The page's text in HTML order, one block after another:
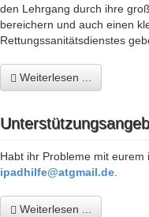
den Lehrgang durch ihre
bereichern und auch einen
Rettungssanitätsdienstes
Weiterlesen ...
Habt ihr Probleme mit
ipadhilfe@atgmail.de
Weiterlesen ...